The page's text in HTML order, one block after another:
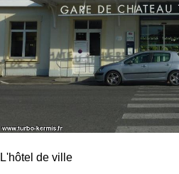
L'hôtel de ville